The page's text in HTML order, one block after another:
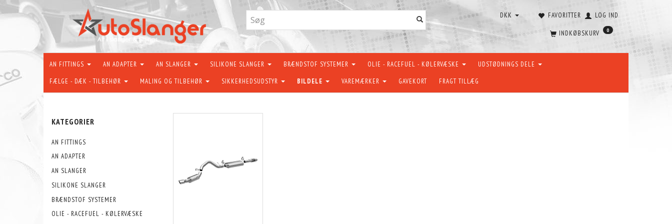
FAVORITTER LOG IND
DKK
INDKØBSKURV 0
AN FITTINGS AN ADAPTER AN SLANGER SILIKONE SLANGER BRÆNDSTOF SYSTEMER OLIE - RACEFUEL - KØLERVÆSKE UDSTØDNINGS DELE
FÆLGE - DÆK - TILBEHØR MALING OG TILBEHØR SIKKERHEDSUDSTYR BILDELE VAREMÆRKER GAVEKORT FRAGT TILLÆG
KATEGORIER
AN FITTINGS
AN ADAPTER
AN SLANGER
SILIKONE SLANGER
BRÆNDSTOF SYSTEMER
OLIE - RACEFUEL - KØLERVÆSKE